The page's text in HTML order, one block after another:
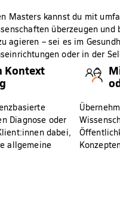
Masters kannst du mit
überzeugen
agieren – sei es im
oder in der
Kontext
Diagnose oder
dabei,
allgemeine